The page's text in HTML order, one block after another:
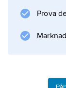
Antonio
årtionden
och
Prova